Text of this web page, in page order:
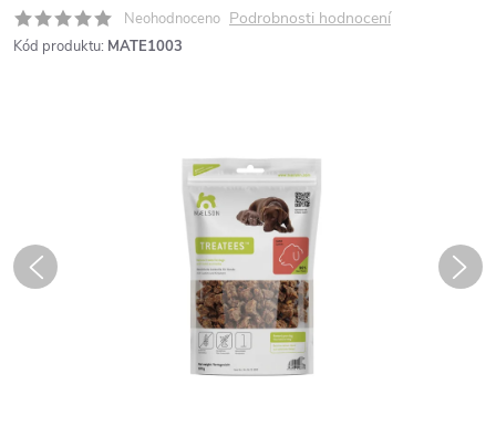
Neohodnoceno Podrobnosti hodnocení
Kód produktu: MATE1003